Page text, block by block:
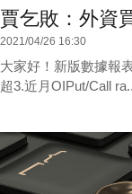
賈乞敗：外資
2021/04/26 16:30
大家好！新版數據報
超3.近月OIPut/Call